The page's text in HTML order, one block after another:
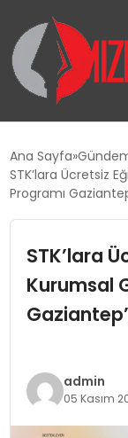
SIYASET
EKONOMI
TEKNOLOJI
YAŞAM
Ana Sayfa
STK’lara Ücretsiz
Programı
STK’lara
Kurumsal
admin
05 Kasım